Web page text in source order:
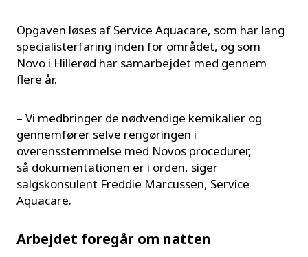
Opgaven løses af Service Aquacare, som har lang
specialisterfaring inden for området, og som
Novo i Hillerød har samarbejdet med gennem
flere år.
– Vi medbringer de nødvendige kemikalier og
gennemfører selve rengøringen i
overensstemmelse med Novos procedurer,
så dokumentationen er i orden, siger
salgskonsulent Freddie Marcussen, Service
Aquacare.
Arbejdet foregår om natten